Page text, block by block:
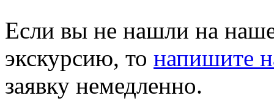
Если вы не нашли на
экскурсию, то напишите
заявку немедленно.